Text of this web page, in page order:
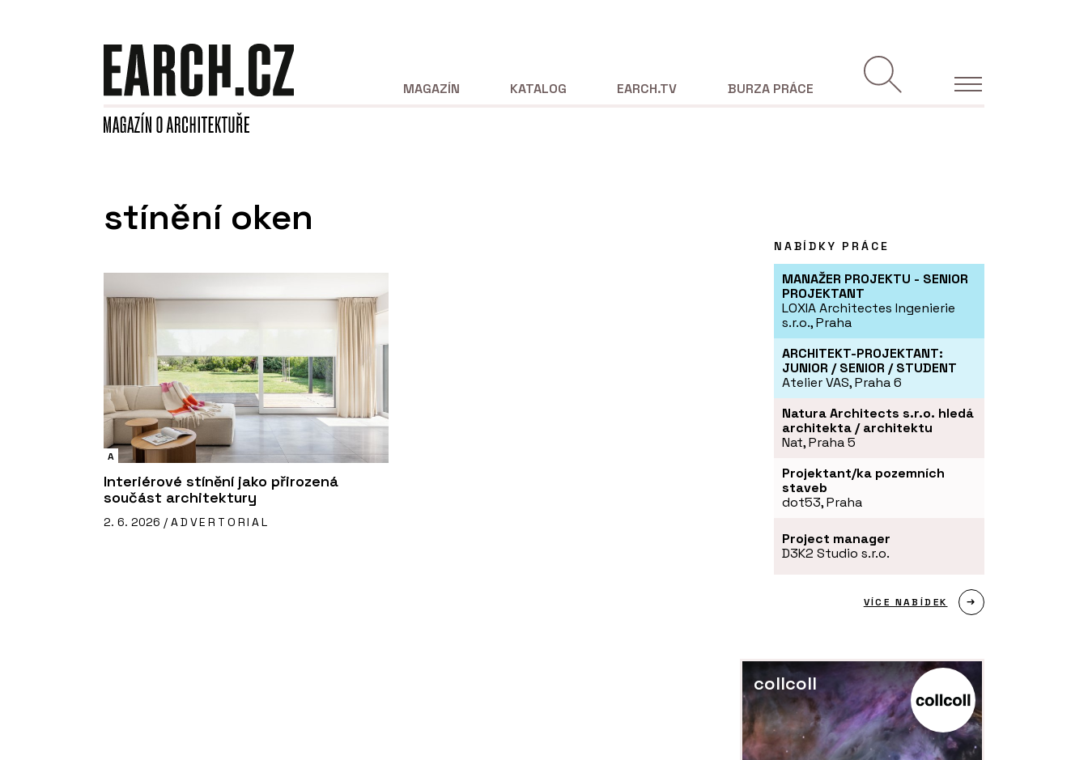
MAGAZÍN KATALOG EARCH.TV BURZA PRÁCE
stínění oken
A
Interiérové stínění jako přirozená
součást architektury
2. 6. 2026 / ADVERTORIAL
NABÍDKY PRÁCE
MANAŽER PROJEKTU - SENIOR
PROJEKTANT
LOXIA Architectes Ingenierie
s.r.o., Praha
ARCHITEKT-PROJEKTANT:
JUNIOR / SENIOR / STUDENT
Atelier VAS, Praha 6
Natura Architects s.r.o. hledá
architekta / architektu
Nat, Praha 5
Projektant/ka pozemních
staveb
dot53, Praha
Project manager
D3K2 Studio s.r.o.
VÍCE NABÍDEK
collcoll